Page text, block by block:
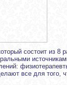
состоит из 8
все для того,